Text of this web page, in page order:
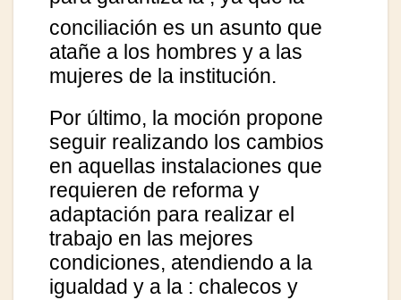
conciliación es un asunto que
atañe a los hombres y a las
mujeres de la institución.
Por último, la moción propone
seguir realizando los cambios
en aquellas instalaciones que
requieren de reforma y
adaptación para realizar el
trabajo en las mejores
condiciones, atendiendo a la
igualdad y a la : chalecos y